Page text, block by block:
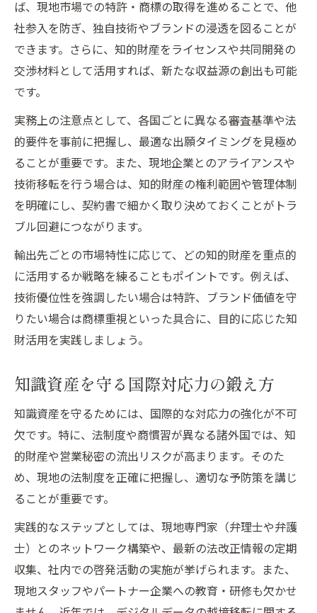
ば、現地市場での特許・商標の取得を進めることで、他
社参入を防ぎ、独自技術やブランドの浸透を図ることが
できます。さらに、知的財産をライセンスや共同開発の
交渉材料として活用すれば、新たな収益源の創出も可能
です。
実務上の注意点として、各国ごとに異なる審査基準や法
的要件を事前に把握し、最適な出願タイミングを見極め
ることが重要です。また、現地企業とのアライアンスや
技術移転を行う場合は、知的財産の権利範囲や管理体制
を明確にし、契約書で細かく取り決めておくことがトラ
ブル回避につながります。
輸出先ごとの市場特性に応じて、どの知的財産を重点的
に活用するか戦略を練ることもポイントです。例えば、
技術優位性を強調したい場合は特許、ブランド価値を守
りたい場合は商標重視といった具合に、目的に応じた知
財活用を実践しましょう。
知識資産を守る国際対応力の鍛え方
知識資産を守るためには、国際的な対応力の強化が不可
欠です。特に、法制度や商慣習が異なる諸外国では、知
的財産や営業秘密の流出リスクが高まります。そのた
め、現地の法制度を正確に把握し、適切な予防策を講じ
ることが重要です。
実践的なステップとしては、現地専門家（弁理士や弁護
士）とのネットワーク構築や、最新の法改正情報の定期
収集、社内での啓発活動の実施が挙げられます。また、
現地スタッフやパートナー企業への教育・研修も欠かせ